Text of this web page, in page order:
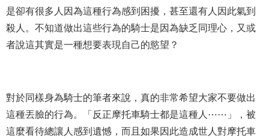
是卻有很多人因為這種行為感到困擾，甚至還有人因此氣到
殺人。不知道做出這些行為的騎士是因為缺乏同理心，又或
者說這其實是一種想要表現自己的慾望？
對於同樣身為騎士的筆者來說，真的非常希望大家不要做出
這種丟臉的行為。「反正摩托車騎士都是這種人 ⋯⋯ 」，被
這麼看待總讓人感到遺憾，而且如果因此造成世人對摩托車